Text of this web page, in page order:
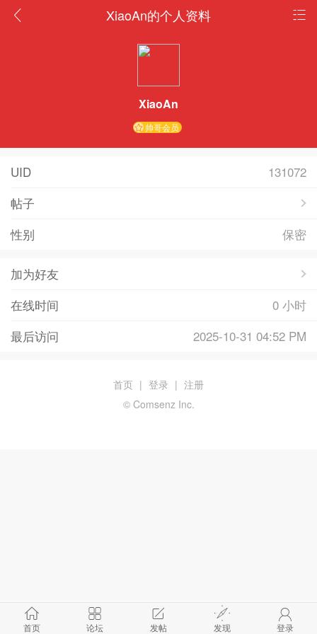
XiaoAn的个人资料
XiaoAn
帅哥会员
UID
131072
帖子
性别
保密
加为好友
在线时间
0 小时
最后访问
2025-10-31 04:52 PM
首页 论坛 发帖 发现 登录
首页 | 登录 | 注册
© Comsenz Inc.